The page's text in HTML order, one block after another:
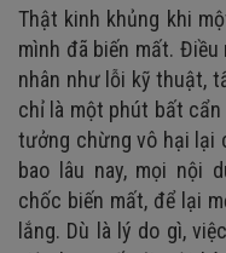
Thật kinh khủng khi
mình đã biến mất.
nhân như lỗi kỹ thuật,
chỉ là một phút bất
tưởng chừng vô hại lại
bao lâu nay, mọi nội
chốc biến mất, để lại
lắng. Dù là lý do gì,